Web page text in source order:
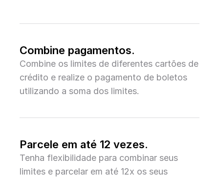
Combine pagamentos.
Combine os limites de diferentes cartões de
crédito e realize o pagamento de boletos
utilizando a soma dos limites.
Parcele em até 12 vezes.
Tenha flexibilidade para combinar seus
limites e parcelar em até 12x os seus